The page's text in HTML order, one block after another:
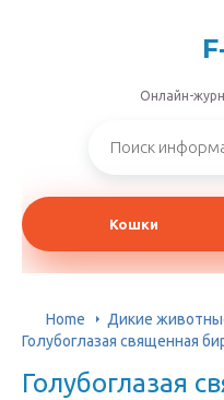
Онлайн-
Кошки
Home
Дикие
Голубоглазая священная
Голубоглазая